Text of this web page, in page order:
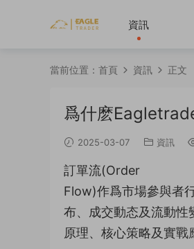
資訊
當前位置： 首頁 資訊 正文
爲什麽
2025-03-07 資訊
訂單流(Order
Flow)作爲市場參與者
布、成交動态及流動
原理、核心策略及實戰